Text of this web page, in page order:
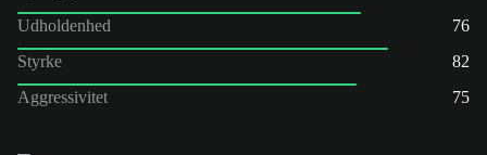
Udholdenhed
76
Styrke
82
Aggressivitet
75